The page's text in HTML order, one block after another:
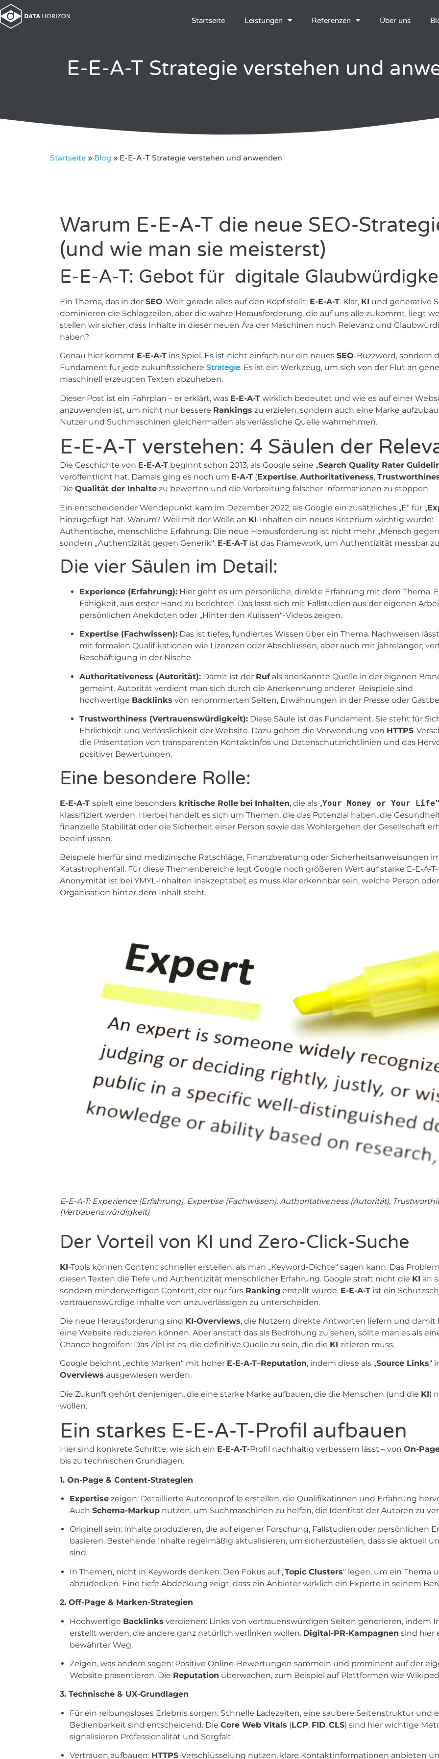
Startseite Leistungen Referenzen Über uns
E-E-A-T Strategie verstehen und
Startseite » Blog » E-E-A-T Strategie verstehen und anwenden
Warum E-E-A-T die neue SEO-
(und wie man sie meisterst)
E-E-A-T: Gebot für digitale
Ein Thema, das in der SEO-Welt gerade alles auf den Kopf stellt: E-E-A-T. Klar, KI und generative
dominieren die Schlagzeilen, aber die wahre Herausforderung, die auf uns alle zukommt, liegt
stellen wir sicher, dass Inhalte in dieser neuen Ära der Maschinen noch Relevanz und
haben?
Genau hier kommt E-E-A-T ins Spiel. Es ist nicht einfach nur ein neues SEO-Buzzword, sondern
Fundament für jede zukunftssichere Strategie. Es ist ein Werkzeug, um sich von der Flut an
maschinell erzeugten Texten abzuheben.
Dieser Post ist ein Fahrplan – er erklärt, was E-E-A-T wirklich bedeutet und wie es auf einer
anzuwenden ist, um nicht nur bessere Rankings zu erzielen, sondern auch eine Marke
Nutzer und Suchmaschinen gleichermaßen als verlässliche Quelle wahrnehmen.
E-E-A-T verstehen: 4 Säulen der
Die Geschichte von E-E-A-T beginnt schon 2013, als Google seine „Search Quality Rater
veröffentlicht hat. Damals ging es noch um E-A-T (Expertise, Authoritativeness,
Die Qualität der Inhalte zu bewerten und die Verbreitung falscher Informationen zu stoppen.
Ein entscheidender Wendepunkt kam im Dezember 2022, als Google ein zusätzliches „E“ für „
hinzugefügt hat. Warum? Weil mit der Welle an KI-Inhalten ein neues Kriterium wichtig wurde:
Authentische, menschliche Erfahrung. Die neue Herausforderung ist nicht mehr „Mensch gegen
sondern „Authentizität gegen Generik“. E-E-A-T ist das Framework, um Authentizität messbar
Die vier Säulen im Detail:
Experience (Erfahrung): Hier geht es um persönliche, direkte Erfahrung mit dem Thema.
Fähigkeit, aus erster Hand zu berichten. Das lässt sich mit Fallstudien aus der eigenen
persönlichen Anekdoten oder „Hinter den Kulissen“-Videos zeigen.
Expertise (Fachwissen): Das ist tiefes, fundiertes Wissen über ein Thema. Nachweisen
mit formalen Qualifikationen wie Lizenzen oder Abschlüssen, aber auch mit jahrelanger,
Beschäftigung in der Nische.
Authoritativeness (Autorität): Damit ist der Rufals anerkannte Quelle in der eigenen
gemeint. Autorität verdient man sich durch die Anerkennung anderer. Beispiele sind
hochwertige Backlinks von renommierten Seiten, Erwähnungen in der Presse oder
Trustworthiness (Vertrauenswürdigkeit): Diese Säule ist das Fundament. Sie steht für
Ehrlichkeit und Verlässlichkeit der Website. Dazu gehört die Verwendung von HTTPS-
die Präsentation von transparenten Kontaktinfos und Datenschutzrichtlinien und das
positiver Bewertungen.
Eine besondere Rolle:
E-E-A-T spielt eine besonders kritische Rolle bei Inhalten, die als „Your Money or Your
klassifiziert werden. Hierbei handelt es sich um Themen, die das Potenzial haben, die
finanzielle Stabilität oder die Sicherheit einer Person sowie das Wohlergehen der Gesellschaft
beeinflussen.
Beispiele hierfür sind medizinische Ratschläge, Finanzberatung oder Sicherheitsanweisungen
Katastrophenfall. Für diese Themenbereiche legt Google noch größeren Wert auf starke E-E-A-
Anonymität ist bei YMYL-Inhalten inakzeptabel; es muss klar erkennbar sein, welche Person oder
Organisation hinter dem Inhalt steht.
E-E-A-T: Experience (Erfahrung), Expertise (Fachwissen), Authoritativeness (Autorität),
(Vertrauenswürdigkeit)
Der Vorteil von KI und Zero-Click-Suche
KI-Tools können Content schneller erstellen, als man „Keyword-Dichte“ sagen kann. Das
diesen Texten die Tiefe und Authentizität menschlicher Erfahrung. Google straft nicht die KI an
sondern minderwertigen Content, der nur fürs Ranking erstellt wurde. E-E-A-T ist ein
vertrauenswürdige Inhalte von unzuverlässigen zu unterscheiden.
Die neue Herausforderung sind KI-Overviews, die Nutzern direkte Antworten liefern und damit
eine Website reduzieren können. Aber anstatt das als Bedrohung zu sehen, sollte man es als
Chance begreifen: Das Ziel ist es, die definitive Quelle zu sein, die die KI zitieren muss.
Google belohnt „echte Marken“ mit hoher E-E-A-T–Reputation, indem diese als „Source Links“
Overviews ausgewiesen werden.
Die Zukunft gehört denjenigen, die eine starke Marke aufbauen, die die Menschen (und die KI)
wollen.
Ein starkes E-E-A-T-Profil aufbauen
Hier sind konkrete Schritte, wie sich ein E-E-A-T-Profil nachhaltig verbessern lässt – von On-
bis zu technischen Grundlagen.
1. On-Page & Content-Strategien
Expertise zeigen: Detaillierte Autorenprofile erstellen, die Qualifikationen und Erfahrung
Auch Schema-Markup nutzen, um Suchmaschinen zu helfen, die Identität der Autoren zu
Originell sein: Inhalte produzieren, die auf eigener Forschung, Fallstudien oder persönlichen
basieren. Bestehende Inhalte regelmäßig aktualisieren, um sicherzustellen, dass sie aktuell
sind.
In Themen, nicht in Keywords denken: Den Fokus auf „Topic Clusters“ legen, um ein Thema
abzudecken. Eine tiefe Abdeckung zeigt, dass ein Anbieter wirklich ein Experte in seinem
2. Off-Page & Marken-Strategien
Hochwertige Backlinks verdienen: Links von vertrauenswürdigen Seiten generieren, indem
erstellt werden, die andere ganz natürlich verlinken wollen. Digital-PR-Kampagnen sind hier
bewährter Weg.
Zeigen, was andere sagen: Positive Online-Bewertungen sammeln und prominent auf der
Website präsentieren. Die Reputation überwachen, zum Beispiel auf Plattformen wie
3. Technische & UX-Grundlagen
Für ein reibungsloses Erlebnis sorgen: Schnelle Ladezeiten, eine saubere Seitenstruktur und
Bedienbarkeit sind entscheidend. Die Core Web Vitals (LCP, FID, CLS) sind hier wichtige
signalisieren Professionalität und Sorgfalt.
Vertrauen aufbauen: HTTPS-Verschlüsselung nutzen, klare Kontaktinformationen anbieten